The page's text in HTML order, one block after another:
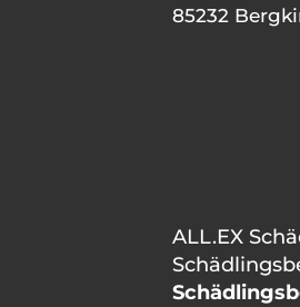
85232
ALL.EX